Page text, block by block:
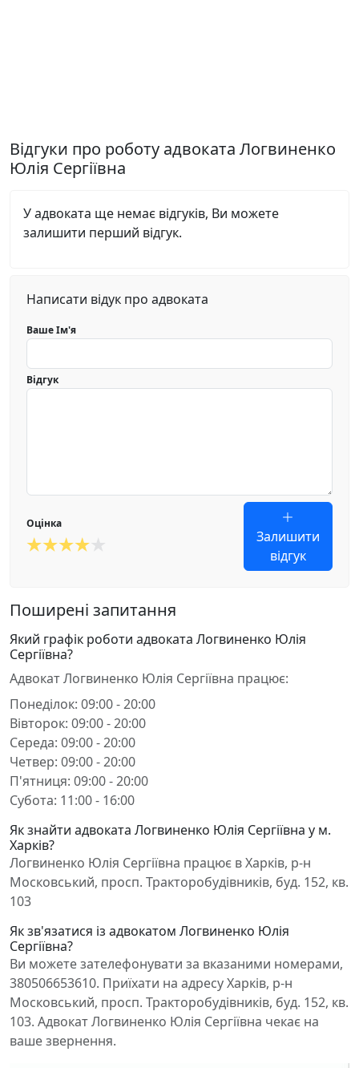
Відгуки про роботу адвоката Логвиненко
Юлія Сергіївна
У адвоката ще немає відгуків, Ви можете
залишити перший відгук.
Написати відук про адвоката
Ваше Ім'я
Відгук
Оцінка
Залишити
відгук
Поширені запитання
Який графік роботи адвоката Логвиненко Юлія
Сергіївна?
Адвокат Логвиненко Юлія Сергіївна працює:
Понеділок: 09:00 - 20:00
Вівторок: 09:00 - 20:00
Середа: 09:00 - 20:00
Четвер: 09:00 - 20:00
П'ятниця: 09:00 - 20:00
Субота: 11:00 - 16:00
Як знайти адвоката Логвиненко Юлія Сергіївна у м.
Харків?
Логвиненко Юлія Сергіївна працює в Харків, р-н
Московський, просп. Тракторобудівників, буд. 152, кв.
103
Як зв'язатися із адвокатом Логвиненко Юлія
Сергіївна?
Ви можете зателефонувати за вказаними номерами,
380506653610. Приїхати на адресу Харків, р-н
Московський, просп. Тракторобудівників, буд. 152, кв.
103. Адвокат Логвиненко Юлія Сергіївна чекає на
ваше звернення.